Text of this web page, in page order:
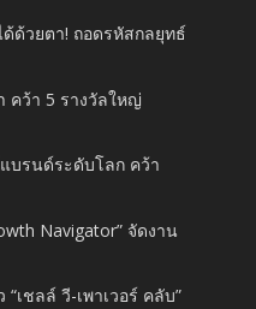
ด้ด้วยตา! ถอดรหัสกลยุทธ์
คว้า 5 รางวัลใหญ่
บรนด์ระดับโลก คว้า
Navigator” จัดงาน
เชลล์ วี-เพาเวอร์ คลับ”